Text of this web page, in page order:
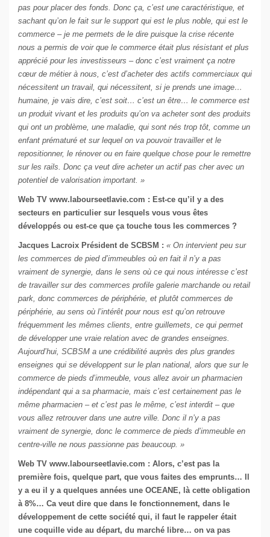
pas pour placer des fonds. Donc ça, c’est une caractéristique, et
sachant qu’on le fait sur le support qui est le plus noble, qui est le
commerce – je me permets de le dire puisque la crise récente
nous a permis de voir que le commerce était plus résistant et plus
apprécié pour les investisseurs – donc c’est vraiment ça notre
cœur de métier à nous, c’est d’acheter des actifs commerciaux qui
nécessitent un travail, qui nécessitent, si je prends une image…
humaine, je vais dire, c’est soit… c’est un être… le commerce est
un produit vivant et les produits qu’on va acheter sont des produits
qui ont un problème, une maladie, qui sont nés trop tôt, comme un
enfant prématuré et sur lequel on va pouvoir travailler et le
repositionner, le rénover ou en faire quelque chose pour le remettre
sur les rails. Donc ça veut dire acheter un actif pas cher avec un
potentiel de valorisation important. »
Web TV www.labourseetlavie.com : Est-ce qu’il y a des
secteurs en particulier sur lesquels vous vous êtes
développés ou est-ce que ça touche tous les commerces ?
Jacques Lacroix Président de SCBSM : « On intervient peu sur
les commerces de pied d’immeubles où en fait il n’y a pas
vraiment de synergie, dans le sens où ce qui nous intéresse c’est
de travailler sur des commerces profile galerie marchande ou retail
park, donc commerces de périphérie, et plutôt commerces de
périphérie, au sens où l’intérêt pour nous est qu’on retrouve
fréquemment les mêmes clients, entre guillemets, ce qui permet
de développer une vraie relation avec de grandes enseignes.
Aujourd’hui, SCBSM a une crédibilité auprès des plus grandes
enseignes qui se développent sur le plan national, alors que sur le
commerce de pieds d’immeuble, vous allez avoir un pharmacien
indépendant qui a sa pharmacie, mais c’est certainement pas le
même pharmacien – et c’est pas le même, c’est interdit – que
vous allez retrouver dans une autre ville. Donc il n’y a pas
vraiment de synergie, donc le commerce de pieds d’immeuble en
centre-ville ne nous passionne pas beaucoup. »
Web TV www.labourseetlavie.com : Alors, c’est pas la
première fois, quelque part, que vous faites des emprunts… Il
y a eu il y a quelques années une OCEANE, là cette obligation
à 8%… Ca veut dire que dans le fonctionnement, dans le
développement de cette société qui, il faut le rappeler était
une coquille vide au départ, du marché libre… on va pas